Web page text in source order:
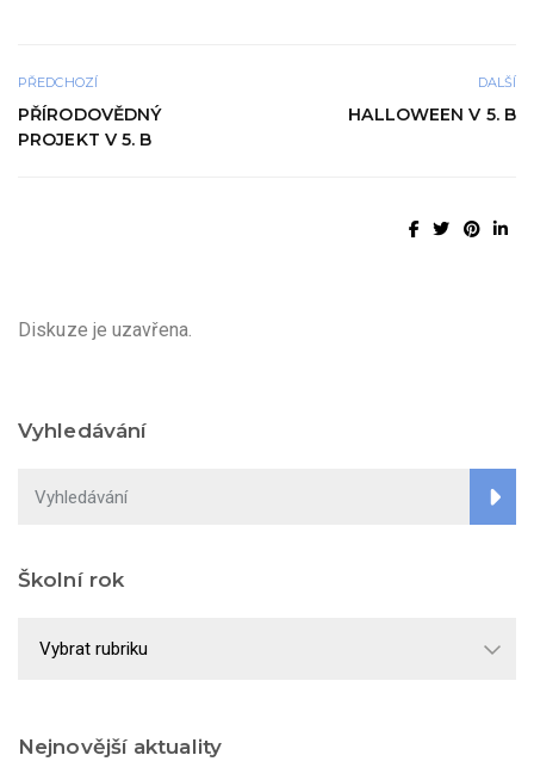
PŘEDCHOZÍ
PŘÍRODOVĚDNÝ
PROJEKT V 5. B
DALŠÍ
HALLOWEEN V 5. B
Diskuze je uzavřena.
Vyhledávání
Školní rok
rok
Nejnovější aktuality